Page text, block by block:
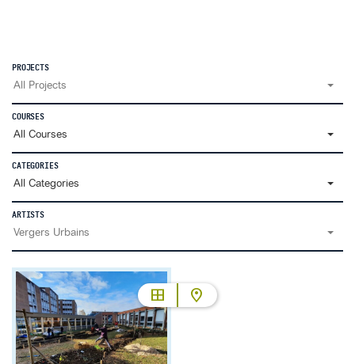
PROJECTS
All Projects
COURSES
All Courses
CATEGORIES
All Categories
ARTISTS
Vergers Urbains